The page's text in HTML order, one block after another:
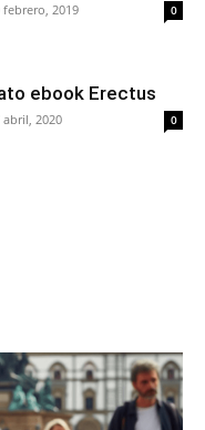
febrero, 2019 0
ebook Erectus
abril, 2020 0